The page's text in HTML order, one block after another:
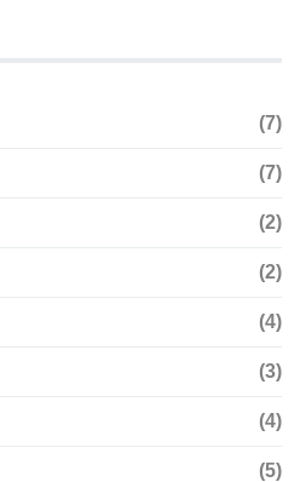
(7)
(7)
(2)
(2)
(4)
(3)
(4)
(5)